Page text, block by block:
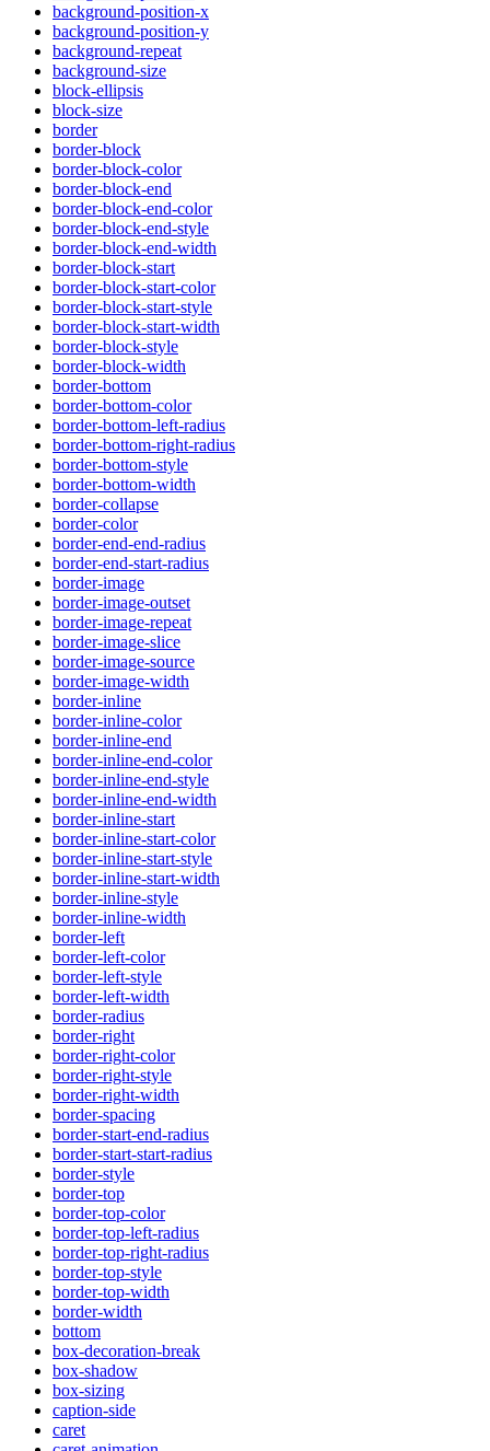
background-position-x
background-position-y
background-repeat
background-size
block-ellipsis
block-size
border
border-block
border-block-color
border-block-end
border-block-end-color
border-block-end-style
border-block-end-width
border-block-start
border-block-start-color
border-block-start-style
border-block-start-width
border-block-style
border-block-width
border-bottom
border-bottom-color
border-bottom-left-radius
border-bottom-right-radius
border-bottom-style
border-bottom-width
border-collapse
border-color
border-end-end-radius
border-end-start-radius
border-image
border-image-outset
border-image-repeat
border-image-slice
border-image-source
border-image-width
border-inline
border-inline-color
border-inline-end
border-inline-end-color
border-inline-end-style
border-inline-end-width
border-inline-start
border-inline-start-color
border-inline-start-style
border-inline-start-width
border-inline-style
border-inline-width
border-left
border-left-color
border-left-style
border-left-width
border-radius
border-right
border-right-color
border-right-style
border-right-width
border-spacing
border-start-end-radius
border-start-start-radius
border-style
border-top
border-top-color
border-top-left-radius
border-top-right-radius
border-top-style
border-top-width
border-width
bottom
box-decoration-break
box-shadow
box-sizing
caption-side
caret